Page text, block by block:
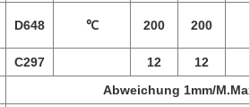
D648 ℃ 200 200
C297 12
12
Abweichung 1mm/